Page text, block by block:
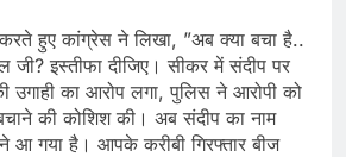
हुए कांग्रेस ने लिखा, ”अब क्या बचा है..
जी? इस्तीफा दीजिए। सीकर में संदीप पर
का आरोप लगा, पुलिस ने आरोपी को
की कोशिश की। अब संदीप का नाम
आ गया है। आपके करीबी गिरफ्तार बीज